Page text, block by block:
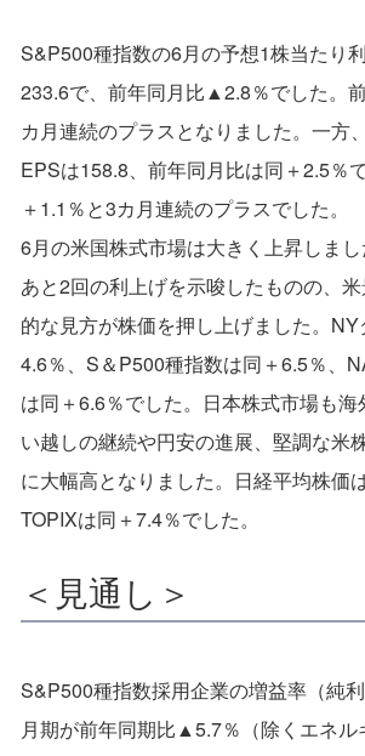
S&P500種指数の6月の予想1株当たり
233.6で、前年同月比▲2.8％でした。
カ月連続のプラスとなりました。一方
EPSは158.8、前年同月比は同＋2.5％
＋1.1％と3カ月連続のプラスでした。
6月の米国株式市場は大きく上昇しま
あと2回の利上げを示唆したものの、
的な見方が株価を押し上げました。NY
4.6％、S＆P500種指数は同＋6.5％、
は同＋6.6％でした。日本株式市場も
い越しの継続や円安の進展、堅調な米
に大幅高となりました。日経平均株価
TOPIXは同＋7.4％でした。
＜見通し＞
S&P500種指数採用企業の増益率（純
月期が前年同期比▲5.7％（除くエネル